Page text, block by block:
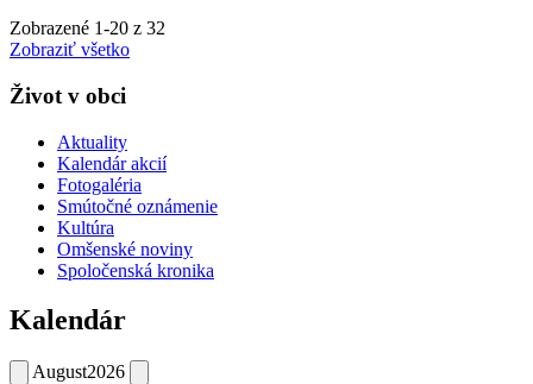
Zobrazené 1-20 z 32
Zobraziť všetko
Život v obci
Aktuality
Kalendár akcií
Fotogaléria
Smútočné oznámenie
Kultúra
Omšenské noviny
Spoločenská kronika
Kalendár
August2026